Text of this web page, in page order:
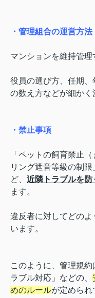
・管理組合の運営方法
マンションを維持管理
役員の選び方、任期
の数え方などが細かく
・禁止事項
「ペットの飼育禁止
リング遮音等級の制
ど、 近隣トラブルを
ます。
違反者に対してどの
います。
このように、管理規
ラブル対応」などの、
めのルールが定められ